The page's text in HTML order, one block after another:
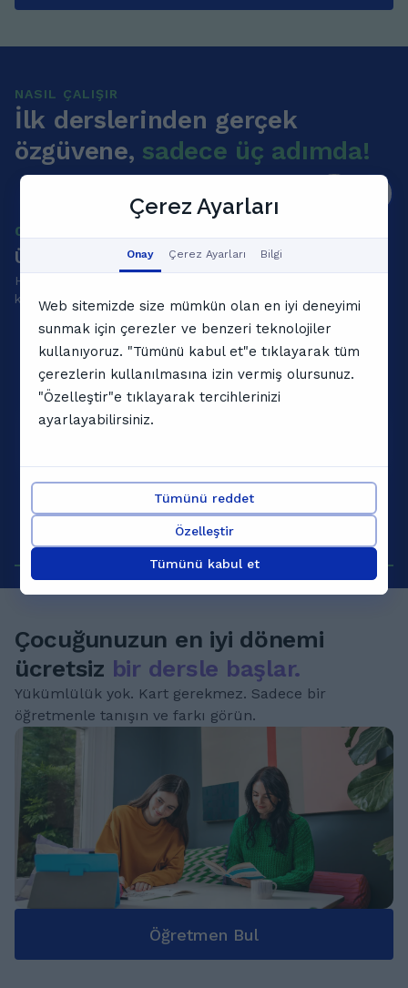
NASIL ÇALIŞIR
İlk derslerinden gerçek
özgüvene, sadece üç adımda!
01
Ücretsiz deneme dersi ayırtın
Hedeflerinizi bize bildirin, biz de çocuğunuzun seviyesine,
kişiliğine ve öğrenme hızına uygun bir özel öğretmen bulalım.
Çocuğunuzun en iyi dönemi
ücretsiz bir dersle başlar.
Yükümlülük yok. Kart gerekmez. Sadece bir
öğretmenle tanışın ve farkı görün.
Öğretmen Bul
Çerez Ayarları
Onay Çerez Ayarları Bilgi
Web sitemizde size mümkün olan en iyi deneyimi
sunmak için çerezler ve benzeri teknolojiler
kullanıyoruz. "Tümünü kabul et"e tıklayarak tüm
çerezlerin kullanılmasına izin vermiş olursunuz.
"Özelleştir"e tıklayarak tercihlerinizi
ayarlayabilirsiniz.
Tümünü reddet
Özelleştir
Tümünü kabul et